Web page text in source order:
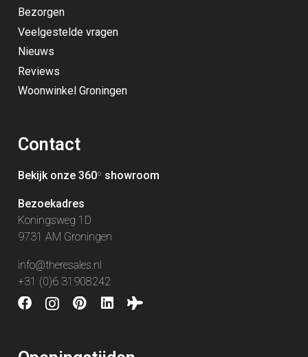
Bezorgen
Veelgestelde vragen
Nieuws
Reviews
Woonwinkel Groningen
Contact
Bekijk onze 360º showroom
Bezoekadres
Koningsweg 1D
9731 AM Groningen
info@theresales.nl
+31 (0)6 31908242